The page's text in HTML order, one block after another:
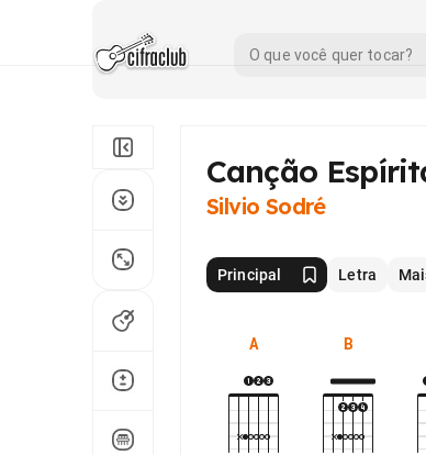
Canção
Silvio Sodré
Principal Letra
A B